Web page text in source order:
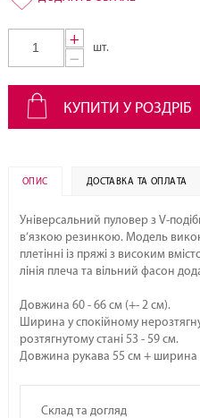
+
−
шт.
КУПИТИ У РОЗДРІБ
ОПИС ДОСТАВКА ТА ОПЛАТА
Універсальний пуловер з V-
в’язкою резинкою. Модель
плетінні із пряжі з високим
лінія плеча та вільний фасон
Довжина 60 - 66 см (+- 2 см).
Ширина у спокійному
розтягнутому стані 53 - 59 см.
Довжина рукава 55 см + ширина
Склад та догляд